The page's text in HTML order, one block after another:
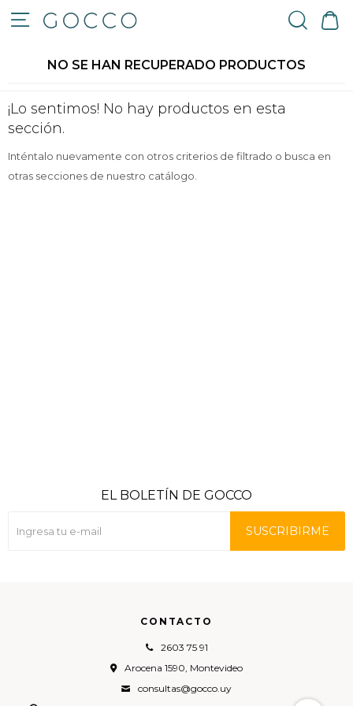

NO SE HAN RECUPERADO PRODUCTOS
¡Lo sentimos! No hay productos en esta
sección.
Inténtalo nuevamente con otros criterios de filtrado o busca en
otras secciones de nuestro catálogo.
CONTACTO
2603 75 91
Arocena 1590, Montevideo
consultas@gocco.uy
EL BOLETÍN DE GOCCO
SUSCRIBIRME